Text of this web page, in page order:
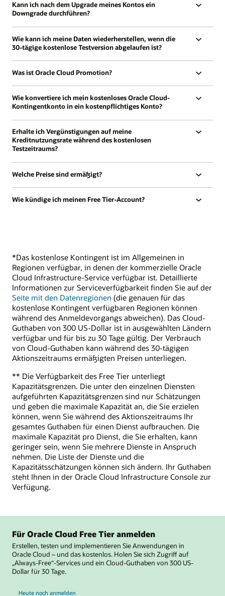
Kann ich nach dem Upgrade meines Kontos ein
Downgrade durchführen?
Wie kann ich meine Daten wiederherstellen, wenn die
30-tägige kostenlose Testversion abgelaufen ist?
Was ist Oracle Cloud Promotion?
Wie konvertiere ich mein kostenloses Oracle Cloud-
Kontingentkonto in ein kostenpflichtiges Konto?
Erhalte ich Vergünstigungen auf meine
Kreditnutzungsrate während des kostenlosen
Testzeitraums?
Welche Preise sind ermäßigt?
Wie kündige ich meinen Free Tier-Account?
*Das kostenlose Kontingent ist im Allgemeinen in
Regionen verfügbar, in denen der kommerzielle Oracle
Cloud Infrastructure-Service verfügbar ist. Detaillierte
Informationen zur Serviceverfügbarkeit finden Sie auf der
Seite mit den Datenregionen (die genauen für das
kostenlose Kontingent verfügbaren Regionen können
während des Anmeldevorgangs abweichen). Das Cloud-
Guthaben von 300 US-Dollar ist in ausgewählten Ländern
verfügbar und für bis zu 30 Tage gültig. Der Verbrauch
von Cloud-Guthaben kann während des 30-tägigen
Aktionszeitraums ermäßigten Preisen unterliegen.
** Die Verfügbarkeit des Free Tier unterliegt
Kapazitätsgrenzen. Die unter den einzelnen Diensten
aufgeführten Kapazitätsgrenzen sind nur Schätzungen
und geben die maximale Kapazität an, die Sie erzielen
können, wenn Sie während des Aktionszeitraums Ihr
gesamtes Guthaben für einen Dienst aufbrauchen. Die
maximale Kapazität pro Dienst, die Sie erhalten, kann
geringer sein, wenn Sie mehrere Dienste in Anspruch
nehmen. Die Liste der Dienste und die
Kapazitätsschätzungen können sich ändern. Ihr Guthaben
steht Ihnen in der Oracle Cloud Infrastructure Console zur
Verfügung.
Für Oracle Cloud Free Tier anmelden
Erstellen, testen und implementieren Sie Anwendungen in
Oracle Cloud – und das kostenlos. Holen Sie sich Zugriff auf
„Always-Free“-Services und ein Cloud-Guthaben von 300 US-
Dollar für 30 Tage.
Heute noch anmelden